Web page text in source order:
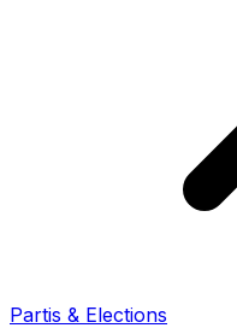
Partis & Elections